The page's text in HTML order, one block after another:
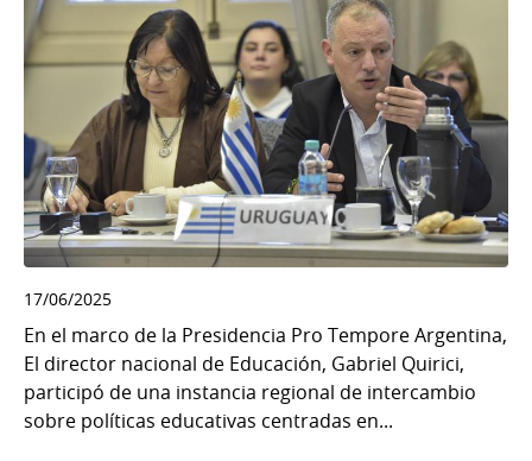
17/06/2025
En el marco de la Presidencia Pro Tempore Argentina,
El director nacional de Educación, Gabriel Quirici,
participó de una instancia regional de intercambio
sobre políticas educativas centradas en...